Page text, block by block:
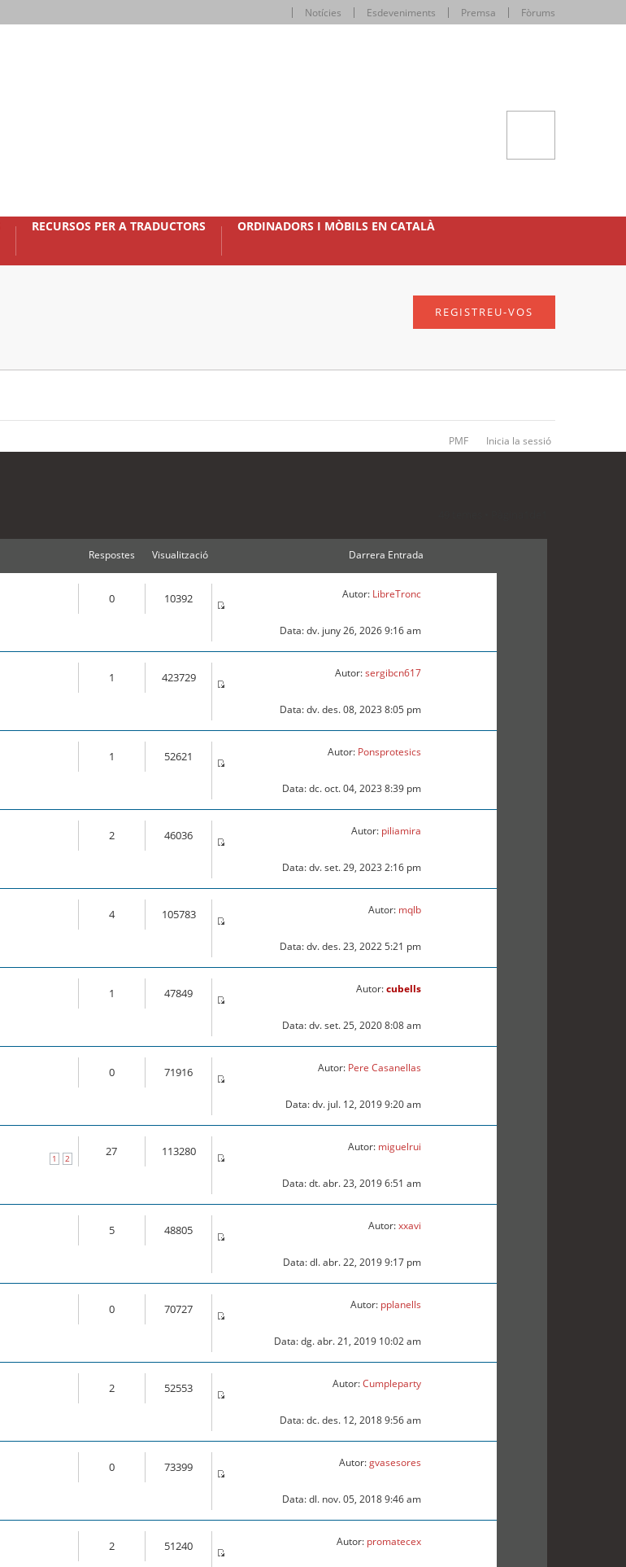
Notícies Esdeveniments Premsa Fòrums
RECURSOS PER A TRADUCTORS ORDINADORS I MÒBILS EN CATALÀ
REGISTREU-VOS
PMF Inicia la sessió
Respostes Visualització Darrera Entrada
0 10392 Autor: LibreTronc
Data: dv. juny 26, 2026 9:16 am
1 423729 Autor:sergibcn617
Data: dv. des. 08, 2023 8:05 pm
1 52621 Autor: Ponsprotesics
Data: dc. oct. 04, 2023 8:39 pm
2 46036 Autor: piliamira
Data: dv. set. 29, 2023 2:16 pm
4 105783 Autor: mqlb
Data: dv. des. 23, 2022 5:21 pm
1 47849 Autor:cubells
Data: dv. set. 25, 2020 8:08 am
0 71916 Autor: Pere Casanellas
Data: dv. jul. 12, 2019 9:20 am
1 2
27 113280 Autor: miguelrui
Data: dt. abr. 23, 2019 6:51 am
5 48805 Autor:xxavi
Data: dl. abr. 22, 2019 9:17 pm
0 70727 Autor: pplanells
Data: dg. abr. 21, 2019 10:02 am
2 52553 Autor:Cumpleparty
Data: dc. des. 12, 2018 9:56 am
0 73399 Autor:gvasesores
Data: dl. nov. 05, 2018 9:46 am
2 51240 Autor: promatecex